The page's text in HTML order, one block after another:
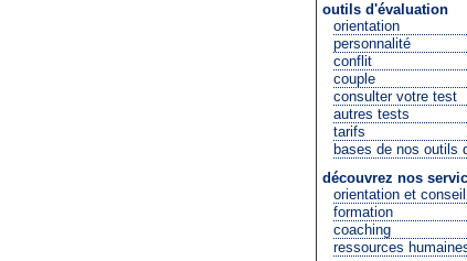
outils d'évaluation
orientation
personnalité
conflit
couple
consulter votre test
autres tests
tarifs
bases de nos outils
découvrez nos
orientation et conseil
formation
coaching
ressources